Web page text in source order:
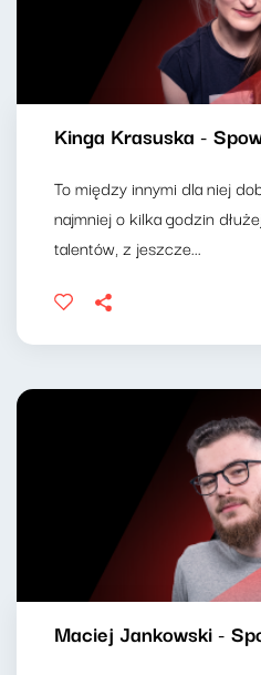
Kinga Krasuska -
To między innymi dla niej
najmniej o kilka godzin
talentów, z jeszcze...
Maciej Jankowski -